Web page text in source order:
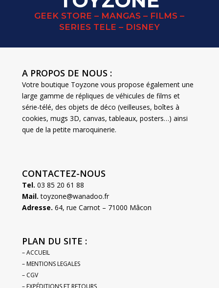
GEEK STORE – MANGAS – FILMS –
SERIES TELE – DISNEY
A PROPOS DE NOUS :
Votre boutique Toyzone vous propose également une
large gamme de répliques de véhicules de films et
série-télé, des objets de déco (veilleuses, boîtes à
cookies, mugs 3D, canvas, tableaux, posters…) ainsi
que de la petite maroquinerie.
CONTACTEZ-NOUS
Tel. 03 85 20 61 88
Mail. toyzone@wanadoo.fr
Adresse. 64, rue Carnot – 71000 Mâcon
PLAN DU SITE :
– ACCUEIL
– MENTIONS LEGALES
– CGV